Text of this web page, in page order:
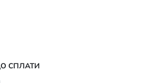
CПЛАТИ